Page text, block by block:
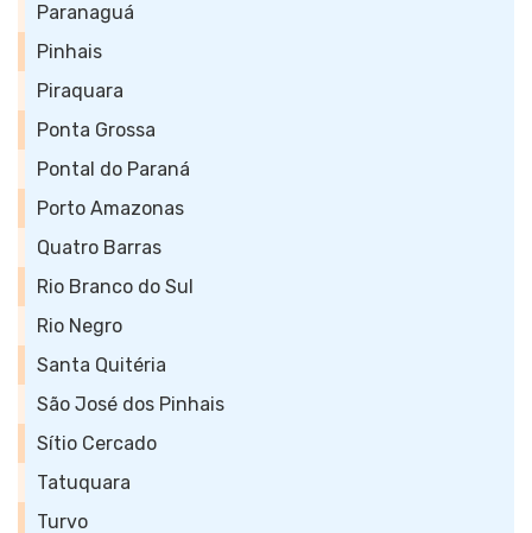
Paranaguá
Pinhais
Piraquara
Ponta Grossa
Pontal do Paraná
Porto Amazonas
Quatro Barras
Rio Branco do Sul
Rio Negro
Santa Quitéria
São José dos Pinhais
Sítio Cercado
Tatuquara
Turvo